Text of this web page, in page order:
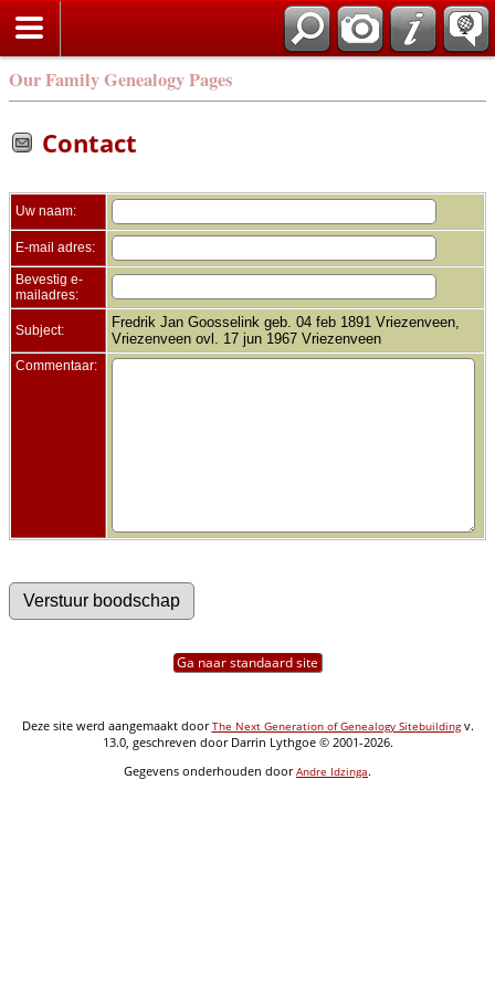
Our Family Genealogy Pages
Contact
Uw naam:
E-mail adres:
Bevestig e-
mailadres:
Subject:
Fredrik Jan Goosselink geb. 04 feb 1891 Vriezenveen,
Vriezenveen ovl. 17 jun 1967 Vriezenveen
Commentaar:
Ga naar standaard site
Deze site werd aangemaakt doorThe Next Generation of Genealogy Sitebuildingv.
13.0, geschreven door Darrin Lythgoe © 2001-2026.
Gegevens onderhouden doorAndre Idzinga.